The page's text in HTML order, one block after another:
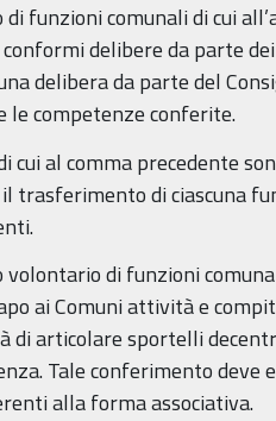
funzioni comunali di cui
delibere da parte
delibera da parte del
le competenze conferite.
cui al comma precedente
trasferimento di ciascuna
di funzioni
ai Comuni attività e
di articolare sportelli
Tale conferimento
alla forma associativa.